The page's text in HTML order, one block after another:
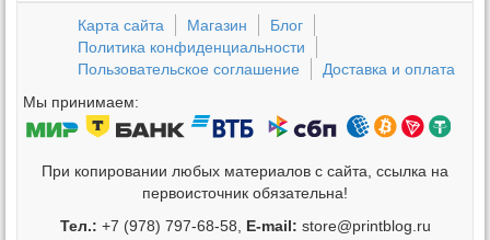
Карта сайта Магазин
Блог
Политика конфиденциальности
Пользовательское соглашение
Доставка и оплата
Мы принимаем:
При копировании любых материалов с сайта, ссылка на
первоисточник обязательна!
Тел.: +7 (978) 797-68-58, E-mail: store@printblog.ru